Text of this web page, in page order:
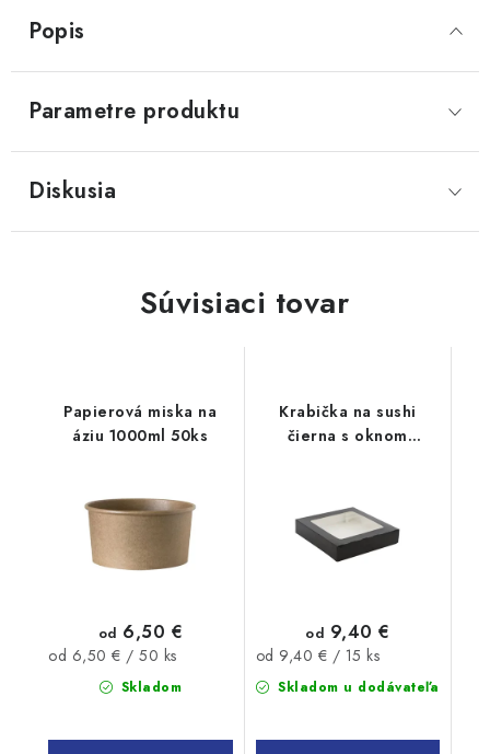
Popis
Parametre produktu
Diskusia
Súvisiaci tovar
Papierová miska na
áziu 1000ml 50ks
Skladom
od 6,50 €
Jednotková
od 6,50 € / 50 ks
Krabička na sushi
čierna s oknom
Skladom u dodávateľa
od 9,40 €
Jednotková
cena:
od 9,40 € / 15 ks